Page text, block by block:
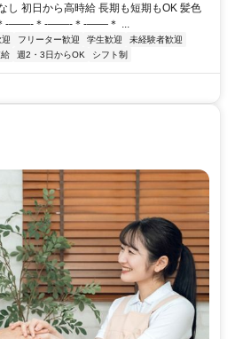
し 初日から高時給 長期も短期もOK 髪色
-――-＊-――-＊-――＊ ...
フリーター歓迎 学生歓迎
未経験者歓迎
週2・3日からOK シフト制